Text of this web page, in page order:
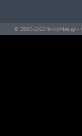
© 2006-2026 b-movies.gr -